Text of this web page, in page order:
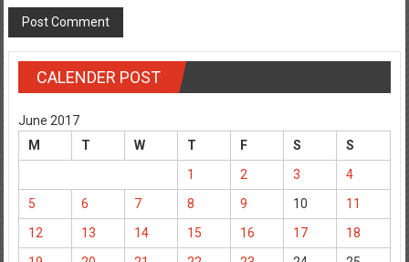
CALENDER POST
June 2017
M
T W T F S
S
1
2 3
4
5
6 7 8 9 10
11
12
13 14 15 16 17
18